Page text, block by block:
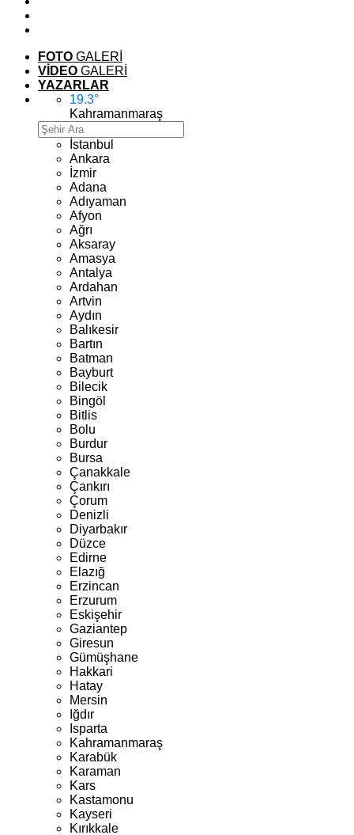
FOTO GALERİ
VİDEO GALERİ
YAZARLAR
19.3°
Kahramanmaraş
İstanbul
Ankara
İzmir
Adana
Adıyaman
Afyon
Ağrı
Aksaray
Amasya
Antalya
Ardahan
Artvin
Aydın
Balıkesir
Bartın
Batman
Bayburt
Bilecik
Bingöl
Bitlis
Bolu
Burdur
Bursa
Çanakkale
Çankırı
Çorum
Denizli
Diyarbakır
Düzce
Edirne
Elazığ
Erzincan
Erzurum
Eskişehir
Gaziantep
Giresun
Gümüşhane
Hakkari
Hatay
Mersin
Iğdır
Isparta
Kahramanmaraş
Karabük
Karaman
Kars
Kastamonu
Kayseri
Kırıkkale